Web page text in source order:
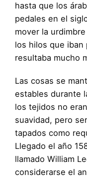
hasta que los
pedales en el
mover la
los hilos que iban
resultaba mucho
Las cosas se
estables durante
los tejidos no
suavidad, pero
tapados como
Llegado el año
llamado William
considerarse el